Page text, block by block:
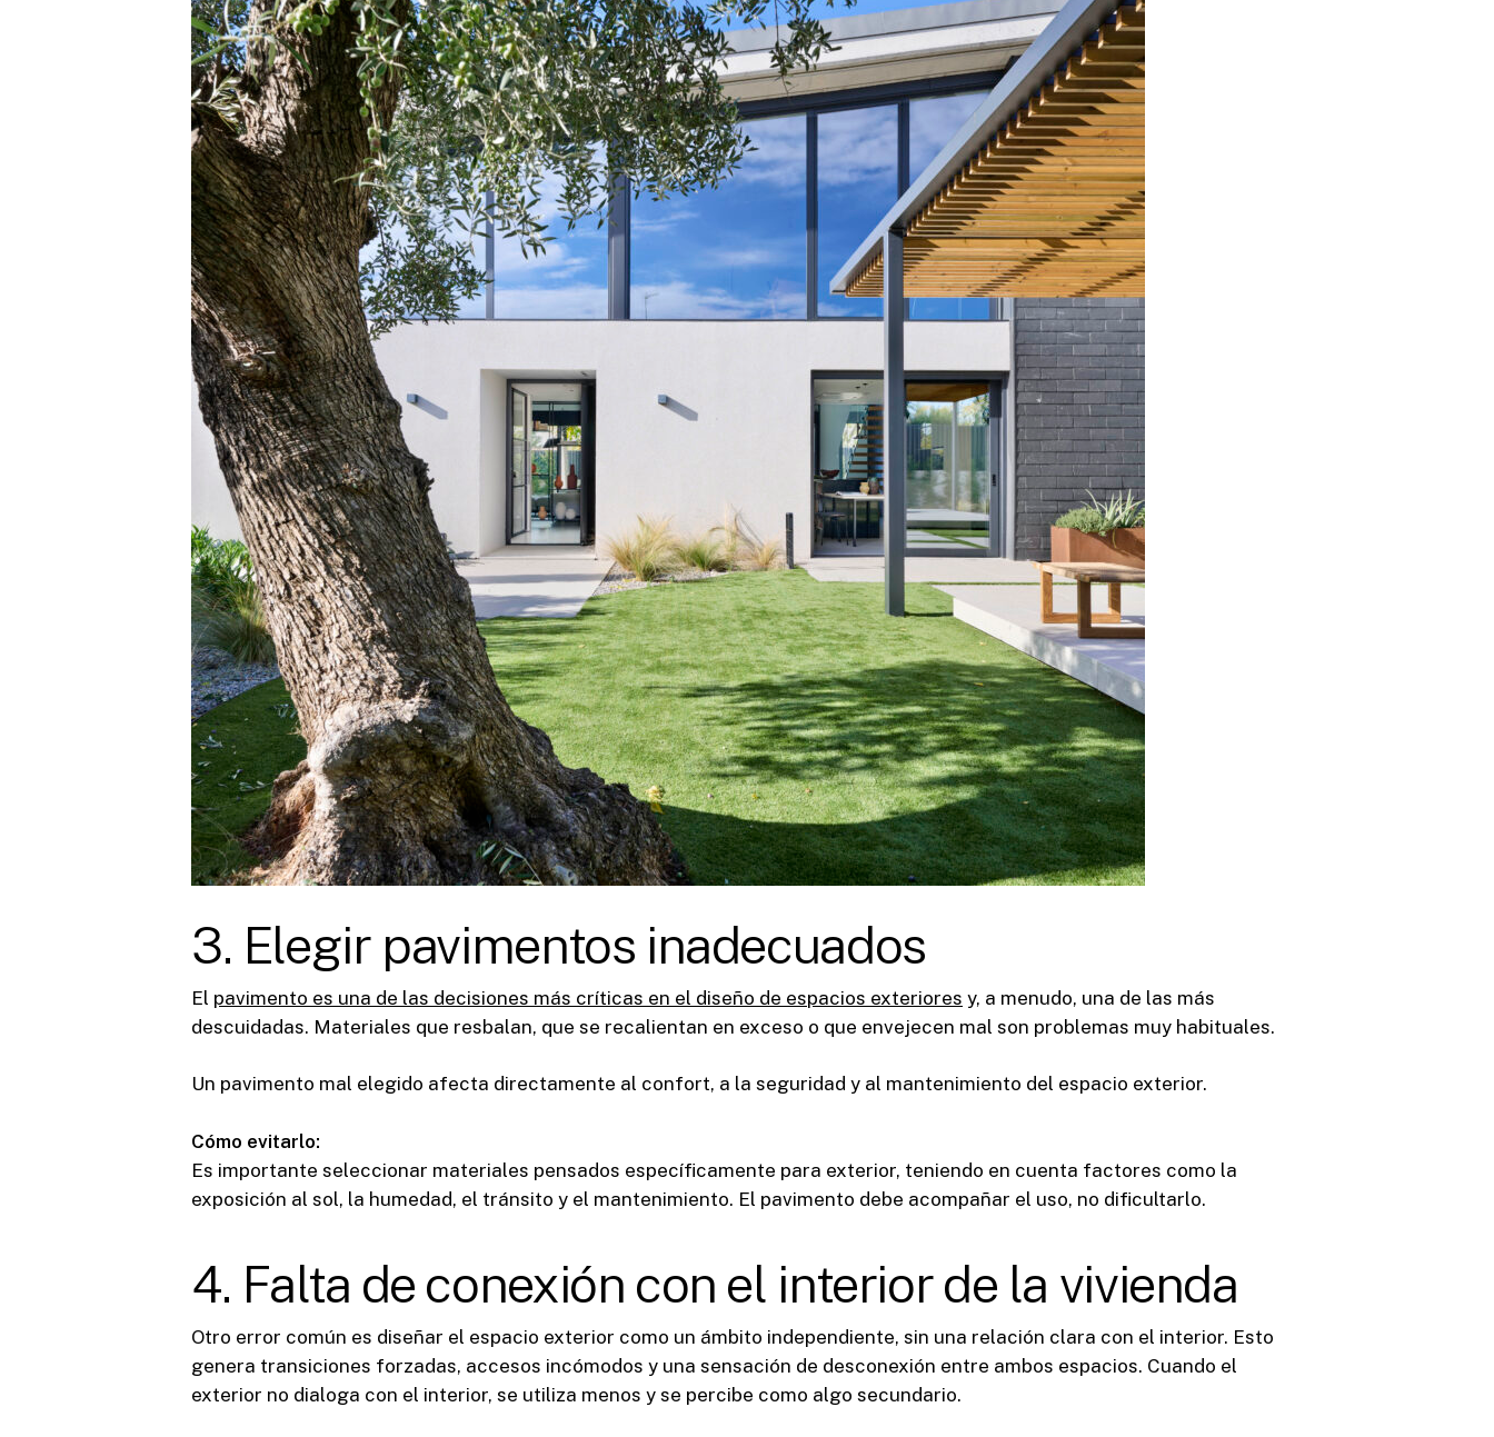
3. Elegir pavimentos inadecuados
El pavimento es una de las decisiones más críticas en el diseño de espacios exteriores y, a menudo, una de las más
descuidadas. Materiales que resbalan, que se recalientan en exceso o que envejecen mal son problemas muy habituales.
Un pavimento mal elegido afecta directamente al confort, a la seguridad y al mantenimiento del espacio exterior.
Cómo evitarlo:
Es importante seleccionar materiales pensados específicamente para exterior, teniendo en cuenta factores como la
exposición al sol, la humedad, el tránsito y el mantenimiento. El pavimento debe acompañar el uso, no dificultarlo.
4. Falta de conexión con el interior de la vivienda
Otro error común es diseñar el espacio exterior como un ámbito independiente, sin una relación clara con el interior. Esto
genera transiciones forzadas, accesos incómodos y una sensación de desconexión entre ambos espacios. Cuando el
exterior no dialoga con el interior, se utiliza menos y se percibe como algo secundario.